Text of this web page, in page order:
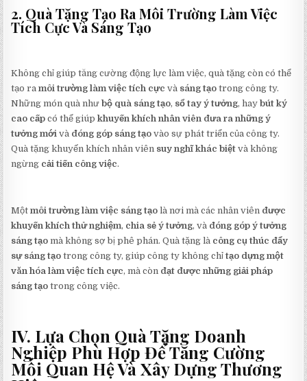
2. Quà Tặng Tạo Ra Môi Trường Làm Việc
Tích Cực Và Sáng Tạo
Không chỉ giúp tăng cường động lực làm việc, quà tặng còn có thể
tạo ramôi trường làm việc tích cực và sáng tạo trong công ty.
Những món quà nhưbộ quà sáng tạo, sổ tay ý tưởng, haybút ký
cao cấp có thể giúpkhuyến khích nhân viên đưa ra những ý
tưởng mới và đóng góp sáng tạo vào sự phát triển của công ty.
Quà tặng khuyến khích nhân viên suy nghĩ khác biệt và không
ngừng cải tiến công việc.
Mộtmôi trường làm việc sáng tạo là nơi mà các nhân viên được
khuyến khích thử nghiệm, chia sẻ ý tưởng, và đóng góp ý tưởng
sáng tạo mà không sợ bị phê phán. Quà tặng là công cụ thúc đẩy
sự sáng tạo trong công ty, giúp công ty không chỉtạo dựng một
văn hóa làm việc tích cực, mà còn đạt được những giải pháp
sáng tạo trong công việc.
IV. Lựa Chọn Quà Tặng Doanh
Nghiệp Phù Hợp Để Tăng Cường
Mối Quan Hệ Và Xây Dựng Thương